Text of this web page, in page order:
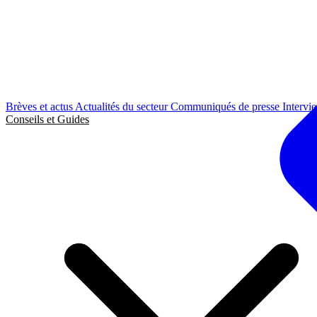
Brèves et actus Actualités du secteurCommuniqués de presse
Conseils et Guides